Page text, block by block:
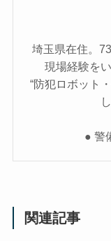
埼玉県在住。
現場経験を
“防犯ロボット
● 警
関連記事